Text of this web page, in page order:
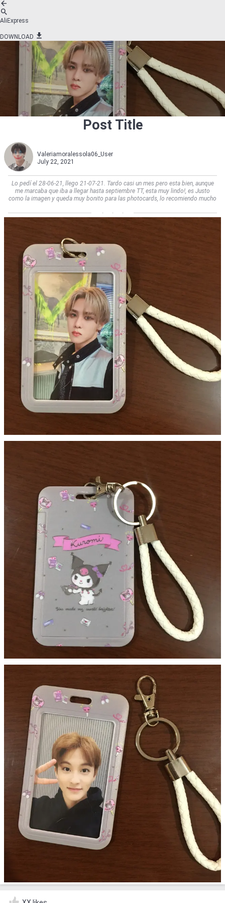
AliExpress
DOWNLOAD
Post Title
Valeriamoralessola06_User
July 22, 2021
Lo pedí el 28-06-21, llego 21-07-21. Tardo casi un mes pero esta bien, aunque
me marcaba que iba a llegar hasta septiembre TT, esta muy lindo!, es Justo
como la imagen y queda muy bonito para las photocards, lo recomiendo mucho